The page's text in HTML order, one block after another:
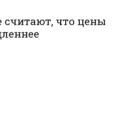
считают, что цены